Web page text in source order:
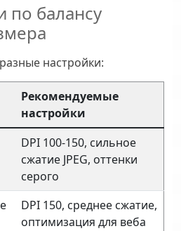
по балансу
настройки:
Рекомендуемые
настройки
DPI 100-150, сильное
сжатие JPEG, оттенки
серого
DPI 150, среднее сжатие,
оптимизация для веба